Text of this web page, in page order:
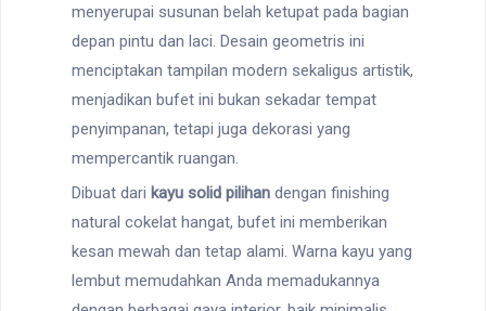
menyerupai susunan belah ketupat pada bagian
depan pintu dan laci. Desain geometris ini
menciptakan tampilan modern sekaligus artistik,
menjadikan bufet ini bukan sekadar tempat
penyimpanan, tetapi juga dekorasi yang
mempercantik ruangan.
Dibuat dari kayu solid pilihan dengan finishing
natural cokelat hangat, bufet ini memberikan
kesan mewah dan tetap alami. Warna kayu yang
lembut memudahkan Anda memadukannya